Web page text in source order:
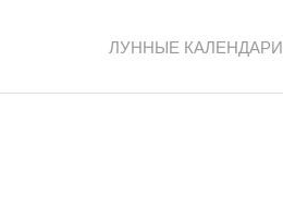
ЛУННЫЕ КАЛЕНДАРИ